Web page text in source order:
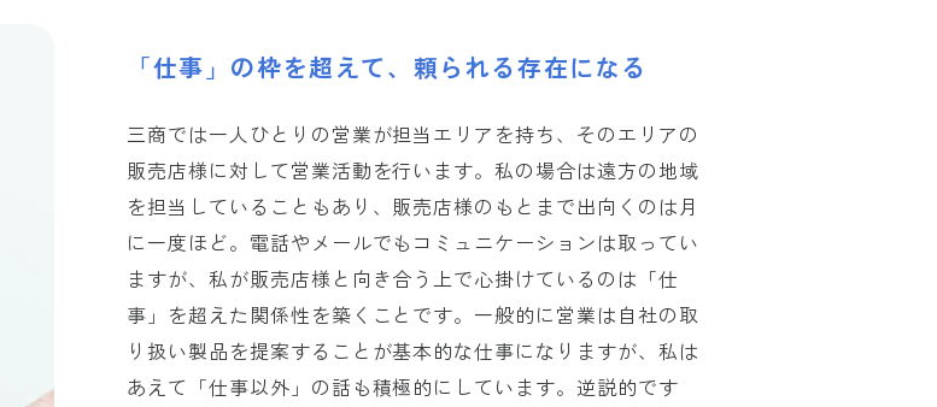
「仕事」の枠を超えて、 頼られる存在になる
三商では一人ひとりの営業が担当エリアを持ち、そのエリアの
販売店様に対して営業活動を行います。私の場合は遠方の地域
を担当していることもあり、販売店様のもとまで出向くのは月
に一度ほど。電話やメールでもコミュニケーションは取ってい
ますが、私が販売店様と向き合う上で心掛けているのは「仕
事」を超えた関係性を築くことです。一般的に営業は自社の取
り扱い製品を提案することが基本的な仕事になりますが、私は
あえて「仕事以外」の話も積極的にしています。逆説的です